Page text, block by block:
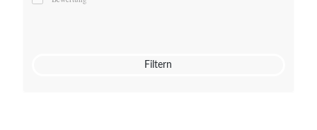
Mato von Vogelstein
Filtern